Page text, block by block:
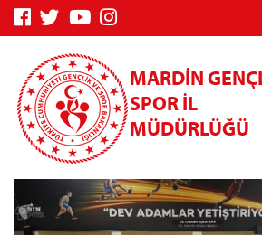
MARDİN
SPOR İL
MÜDÜRLÜĞÜ
Genç Bilgi
Sistemi
Spor Bilgi
Sistemi